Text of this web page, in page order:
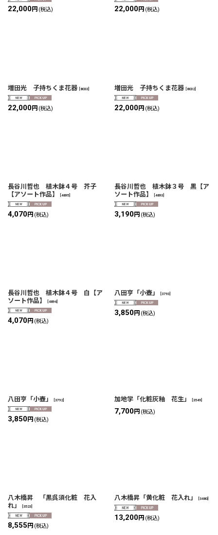
22,000円 (税込) 22,000円 (税込)
増田光 子持ちくま花器 [8033]
22,000円 (税込)
増田光 子持ちくま花器 [8032]
22,000円 (税込)
長谷川哲也 植木鉢４号 芥子
【アソート作品】
4895
4,070円 (税込)
長谷川哲也 植木鉢３号 黒【ア
ソート作品】
4893
3,190円 (税込)
長谷川哲也 植木鉢４号 白【ア
ソート作品】
4894]
4,070円 (税込)
八田亨「小壺」 3793
3,850円 (税込)
八田亨「小壺」 3792]
3,850円 (税込)
加地学「化粧灰釉 花生」 3549
7,700円 (税込)
八木橋昇 「黒呉須化粧 花入
れ」
3523
8,555 円 (税込)
八木橋昇「黄化粧 花入れ」 3480]
13,200円 (税込)